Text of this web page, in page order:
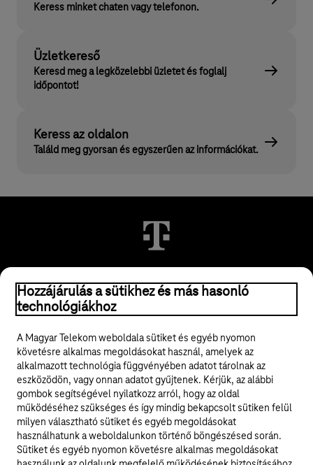
Keress minket chaten vagy telefonon.
Üzletkereső
Keresd meg a legközelebbi üzletet és foglalj
időpontot!
Keress az oldalon
Találd meg gyorsan és egyszerűen az információkat.
© 2026 Magyar Telekom Nyrt.
ÁSZF
Adatvédelem
Felhívások
Hozzájárulás a sütikhez és más hasonló
technológiákhoz
A Magyar Telekom weboldala sütiket és egyéb nyomon
követésre alkalmas megoldásokat használ, amelyek az
alkalmazott technológia függvényében adatot tárolnak az
eszközödön, vagy onnan adatot gyűjtenek. Kérjük, az alábbi
gombok segítségével nyilatkozz arról, hogy az oldal
működéséhez szükséges és így mindig bekapcsolt sütiken felül
milyen választható sütiket és egyéb megoldásokat
használhatunk a weboldalunkon történő böngészésed során.
Sütiket és egyéb nyomon követésre alkalmas megoldásokat